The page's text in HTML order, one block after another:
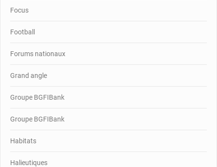
Focus
Football
Forums nationaux
Grand angle
Groupe BGFIBank
Groupe BGFIBank
Habitats
Halieutiques